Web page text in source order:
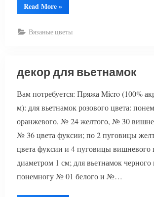
Read More“Вязание
заколки
»
Вязаные цветы
декор для вьетнамок
Вам потребуется: Пряжа Micro (100%
м): для вьетнамок розового цвета:
оранжевого, № 24 желтого, № 30
№ 36 цвета фуксии; по 2 пуговицы
цвета фуксии и 4 пуговицы вишневого
диаметром 1 см; для вьетнамок черного
понемногу № 01 белого и №…